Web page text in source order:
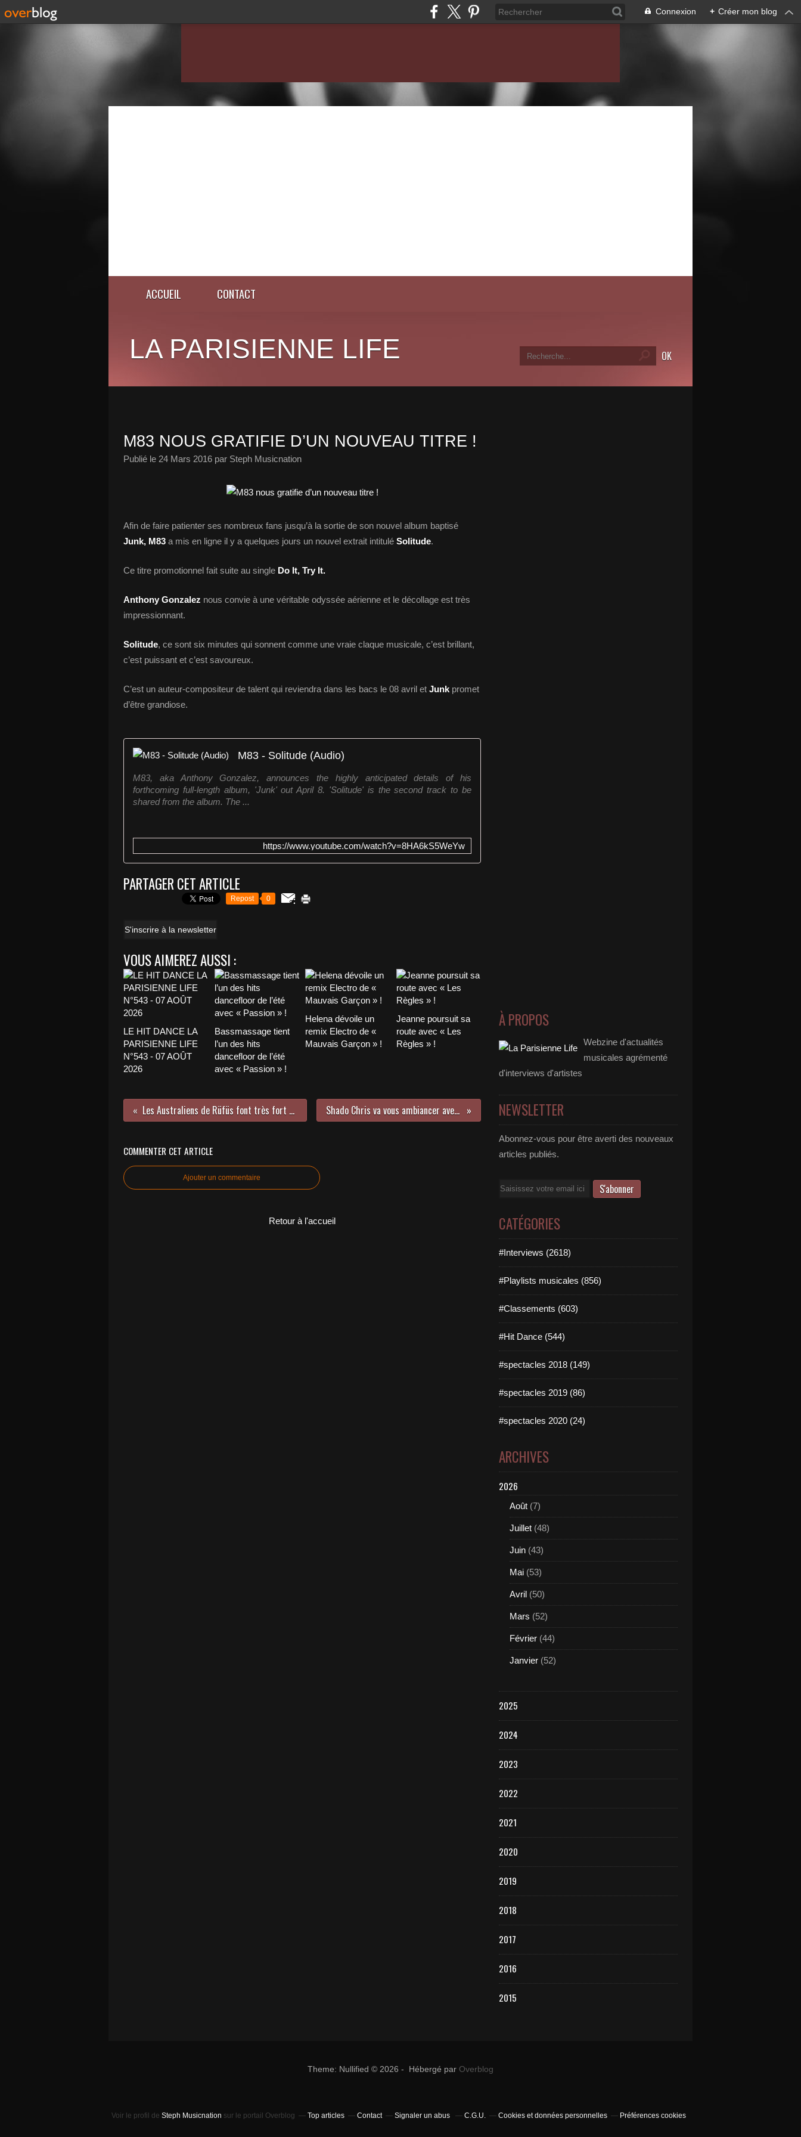
Connexion + Créer mon blog
ACCUEIL CONTACT
LA PARISIENNE LIFE
M83 NOUS GRATIFIE D’UN NOUVEAU TITRE !
Publié le 24 Mars 2016 par Steph Musicnation
Afin de faire patienter ses nombreux fans jusqu’à la sortie de son nouvel album baptisé
Junk, M83 a mis en ligne il y a quelques jours un nouvel extrait intitulé Solitude.
Ce titre promotionnel fait suite au single Do It, Try It.
Anthony Gonzalez nous convie à une véritable odyssée aérienne et le décollage est très
impressionnant.
Solitude, ce sont six minutes qui sonnent comme une vraie claque musicale, c’est brillant,
c’est puissant et c’est savoureux.
C’est un auteur-compositeur de talent qui reviendra dans les bacs le 08 avril et Junk promet
d’être grandiose.
M83 - Solitude (Audio)
M83, aka Anthony Gonzalez, announces the highly anticipated details of his
forthcoming full-length album, 'Junk' out April 8. 'Solitude' is the second track to be
shared from the album. The ...
https://www.youtube.com/watch?v=8HA6kS5WeYw
PARTAGER CET ARTICLE
Repost 0
S'inscrire à la newsletter
VOUS AIMEREZ AUSSI :
LE HIT DANCE LA
PARISIENNE LIFE
N°543 - 07 AOÛT
2026
Bassmassage tient
l’un des hits
dancefloor de l’été
avec « Passion » !
Helena dévoile un
remix Electro de «
Mauvais Garçon » !
Jeanne poursuit sa
route avec « Les
Règles » !
Les Australiens de Rüfüs font très fort avec leur nouvel album ! Shado Chris va vous ambiancer avec C’Est Pas Possible !
COMMENTER CET ARTICLE
Ajouter un commentaire
Retour à l'accueil
À PROPOS
Webzine d'actualités
musicales agrémenté
d'interviews d'artistes
NEWSLETTER
Abonnez-vous pour être averti des nouveaux
articles publiés.
Email
CATÉGORIES
#Interviews (2618)
#Playlists musicales (856)
#Classements (603)
#Hit Dance (544)
#spectacles 2018 (149)
#spectacles 2019 (86)
#spectacles 2020 (24)
ARCHIVES
2026
Août (7)
Juillet (48)
Juin (43)
Mai (53)
Avril (50)
Mars (52)
Février (44)
Janvier (52)
2025
2024
2023
2022
2021
2020
2019
2018
2017
2016
2015
Theme: Nullified © 2026 - Hébergé par Overblog
Voir le profil de Steph Musicnation sur le portail Overblog Top articles Contact Signaler un abus C.G.U. Cookies et données personnelles Préférences cookies